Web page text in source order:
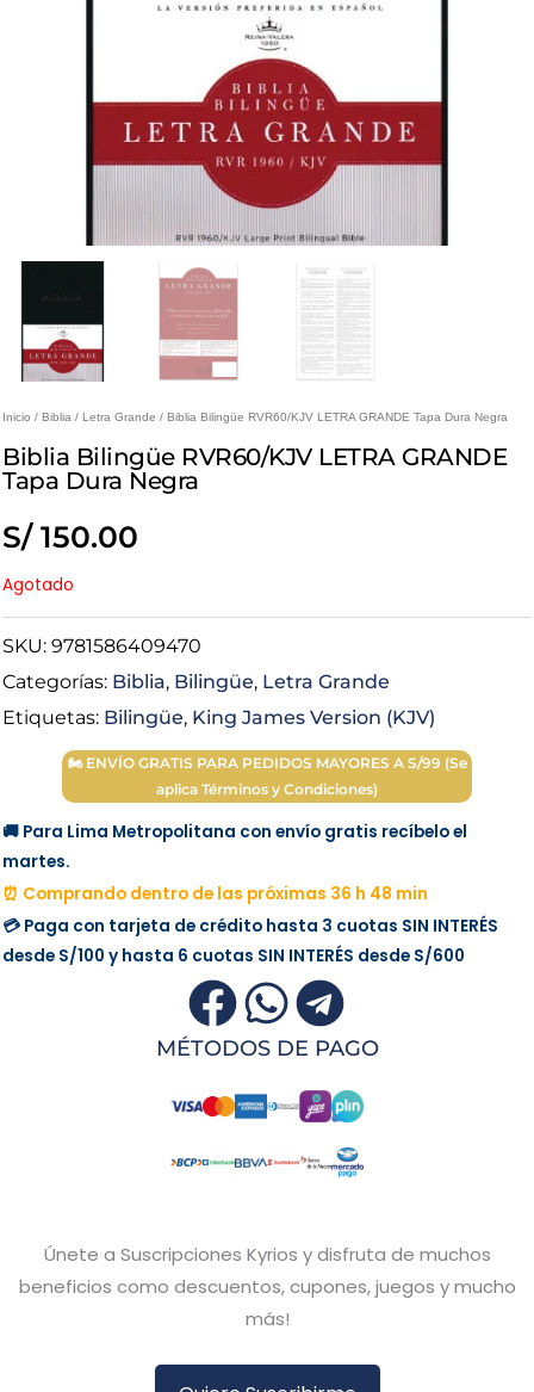
Inicio / Biblia / Letra Grande / Biblia Bilingüe RVR60/KJV LETRA GRANDE Tapa Dura Negra
Biblia Bilingüe RVR60/KJV LETRA GRANDE
Tapa Dura Negra
S/150.00
Agotado
SKU: 9781586409470
Categorías: Biblia, Bilingüe, Letra Grande
Etiquetas: Bilingüe, King James Version (KJV)
🏍 ENVÍO GRATIS PARA PEDIDOS MAYORES A S/99 (Se
aplica Términos y Condiciones)
🚚 Para Lima Metropolitana con envío gratis recíbelo el
martes.
⏰ Comprando dentro de las próximas 36 h 48 min
💳 Paga con tarjeta de crédito hasta 3 cuotas SIN INTERÉS
desde S/100 y hasta 6 cuotas SIN INTERÉS desde S/600
MÉTODOS DE PAGO
Únete a Suscripciones Kyrios y disfruta de muchos
beneficios como descuentos, cupones, juegos y mucho
más!